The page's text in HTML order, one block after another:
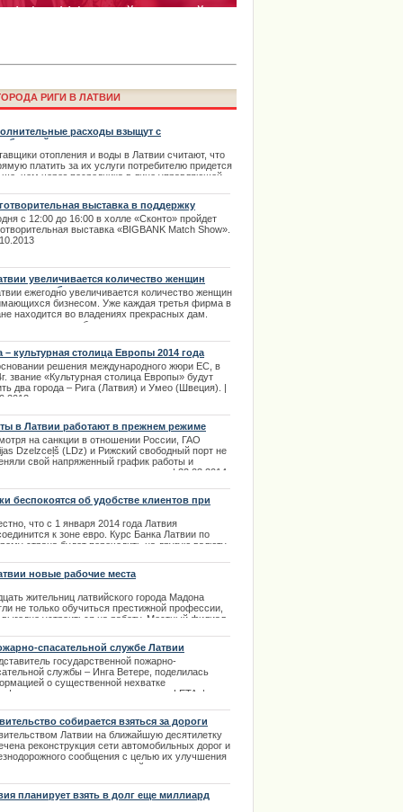
Rendezvous Jūrmala будет
в Риге с автошколой
обратилась к поклонникам
Rendezvous Jūrmala
РИГИ В ЛАТВИИ
расходы взыщут с
отопления и воды в Латвии считают, что
платить за их услуги потребителю придется
чем через посредника в лице управляющей
коммунальных услуг и их поставщики.
выставка в поддержку
приюта для животных
с 12:00 до 16:00 в холле «Сконто» пройдет
выставка «BIGBANK Match Show».
увеличивается количество женщин
бизнесом
ежегодно увеличивается количество женщин
бизнесом. Уже каждая третья фирма в
находится во владениях прекрасных дам.
исследования обнародовала в канун женского
– культурная столица Европы 2014 года
решения международного жюри ЕС, в
звание «Культурная столица Европы» будут
два города – Рига (Латвия) и Умео (Швеция). |
в Латвии работают в прежнем режиме
на санкции в отношении России, ГАО
Dzelzceļš (LDz) и Рижский свободный порт не
свой напряженный график работы и
трудиться в прежнем темпе. | 22.03.2014
беспокоятся об удобстве клиентов при
денег
что с 1 января 2014 года Латвия
к зоне евро. Курс Банка Латвии по
страна будет переходить на другую валюту
новые рабочие места
жительниц латвийского города Мадона
не только обучиться престижной профессии,
выгодно устроиться на работу. Местный филиал
большой заказ на пошив одежды для
на экспорт.
спасательной службе Латвии
заметная нехватка кадров
государственной пожарно-
службы – Инга Ветере, поделилась
о существенной нехватке
кадров, с агенством LETA. |
собирается взяться за дороги
Латвии на ближайшую десятилетку
реконструкция сети автомобильных дорог и
сообщения с целью их улучшения
до идеальных условий осуществления
планирует взять в долг еще миллиард